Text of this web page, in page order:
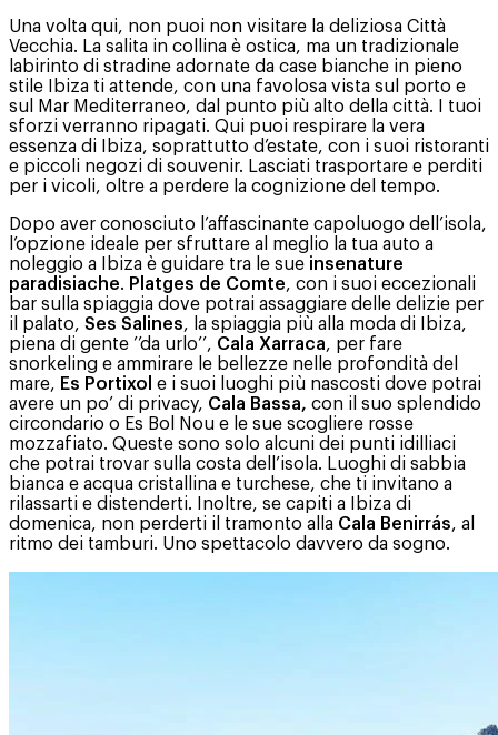
Una volta qui, non puoi non visitare la deliziosa Città
Vecchia. La salita in collina è ostica, ma un tradizionale
labirinto di stradine adornate da case bianche in pieno
stile Ibiza ti attende, con una favolosa vista sul porto e
sul Mar Mediterraneo, dal punto più alto della città. I tuoi
sforzi verranno ripagati. Qui puoi respirare la vera
essenza di Ibiza, soprattutto d’estate, con i suoi ristoranti
e piccoli negozi di souvenir. Lasciati trasportare e perditi
per i vicoli, oltre a perdere la cognizione del tempo.
Dopo aver conosciuto l’affascinante capoluogo dell’isola,
l’opzione ideale per sfruttare al meglio la tua auto a
noleggio a Ibiza è guidare tra le sue insenature
paradisiache. Platges de Comte, con i suoi eccezionali
bar sulla spiaggia dove potrai assaggiare delle delizie per
il palato, Ses Salines, la spiaggia più alla moda di Ibiza,
piena di gente ’’da urlo’’, Cala Xarraca, per fare
snorkeling e ammirare le bellezze nelle profondità del
mare, Es Portixol e i suoi luoghi più nascosti dove potrai
avere un po’ di privacy, Cala Bassa, con il suo splendido
circondario o Es Bol Nou e le sue scogliere rosse
mozzafiato. Queste sono solo alcuni dei punti idilliaci
che potrai trovar sulla costa dell’isola. Luoghi di sabbia
bianca e acqua cristallina e turchese, che ti invitano a
rilassarti e distenderti. Inoltre, se capiti a Ibiza di
domenica, non perderti il tramonto alla Cala Benirrás, al
ritmo dei tamburi. Uno spettacolo davvero da sogno.